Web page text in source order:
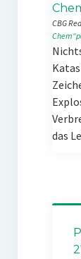
CBG
das